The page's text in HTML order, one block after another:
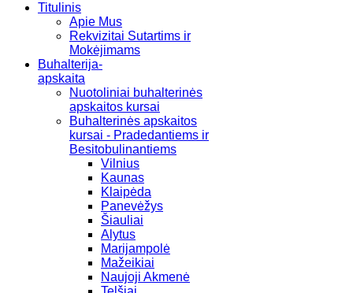
Titulinis
Apie Mus
Rekvizitai Sutartims ir
Mokėjimams
Buhalterija-
apskaita
Nuotoliniai buhalterinės
apskaitos kursai
Buhalterinės apskaitos
kursai - Pradedantiems ir
Besitobulinantiems
Vilnius
Kaunas
Klaipėda
Panevėžys
Šiauliai
Alytus
Marijampolė
Mažeikiai
Naujoji Akmenė